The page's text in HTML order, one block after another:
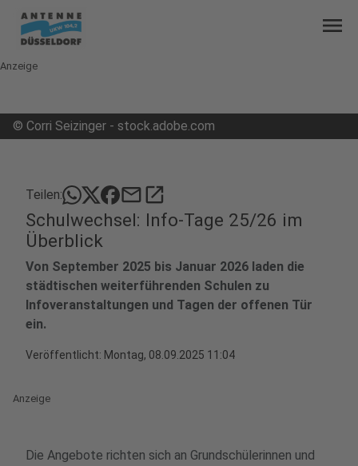
menu
Anzeige
© Corri Seizinger - stock.adobe.com
Teilen: mailopen_in_new
Schulwechsel: Info-Tage 25/26 im
Überblick
Von September 2025 bis Januar 2026 laden die
städtischen weiterführenden Schulen zu
Infoveranstaltungen und Tagen der offenen Tür
ein.
Veröffentlicht: Montag, 08.09.2025 11:04
Anzeige
Die Angebote richten sich an Grundschülerinnen und